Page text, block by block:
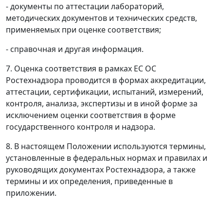
- документы по аттестации лабораторий,
методических документов и технических средств,
применяемых при оценке соответствия;
- справочная и другая информация.
7. Оценка соответствия в рамках ЕС ОС
Ростехнадзора проводится в формах аккредитации,
аттестации, сертификации, испытаний, измерений,
контроля, анализа, экспертизы и в иной форме за
исключением оценки соответствия в форме
государственного контроля и надзора.
8. В настоящем Положении используются термины,
установленные в федеральных нормах и правилах и
руководящих документах Ростехнадзора, а также
термины и их определения, приведенные в
приложении.